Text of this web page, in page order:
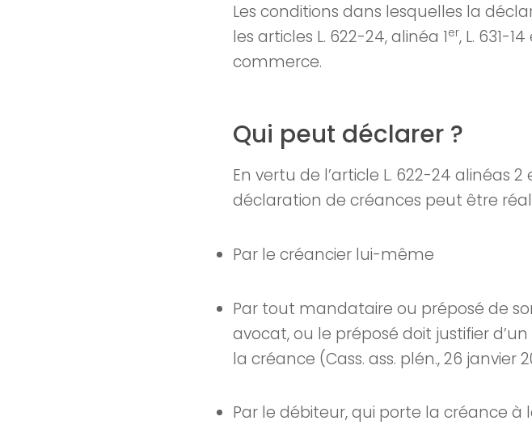
Les conditions dans lesquelles la
les articles L. 622-24, alinéa 1er, L. 631-
commerce.
Qui peut déclarer ?
En vertu de l’article L. 622-24 alinéas
déclaration de créances peut être
Par le créancier lui-même
Par tout mandataire ou préposé de
avocat, ou le préposé doit justifier
la créance (Cass. ass. plén., 26 janvier
Par le débiteur, qui porte la créance